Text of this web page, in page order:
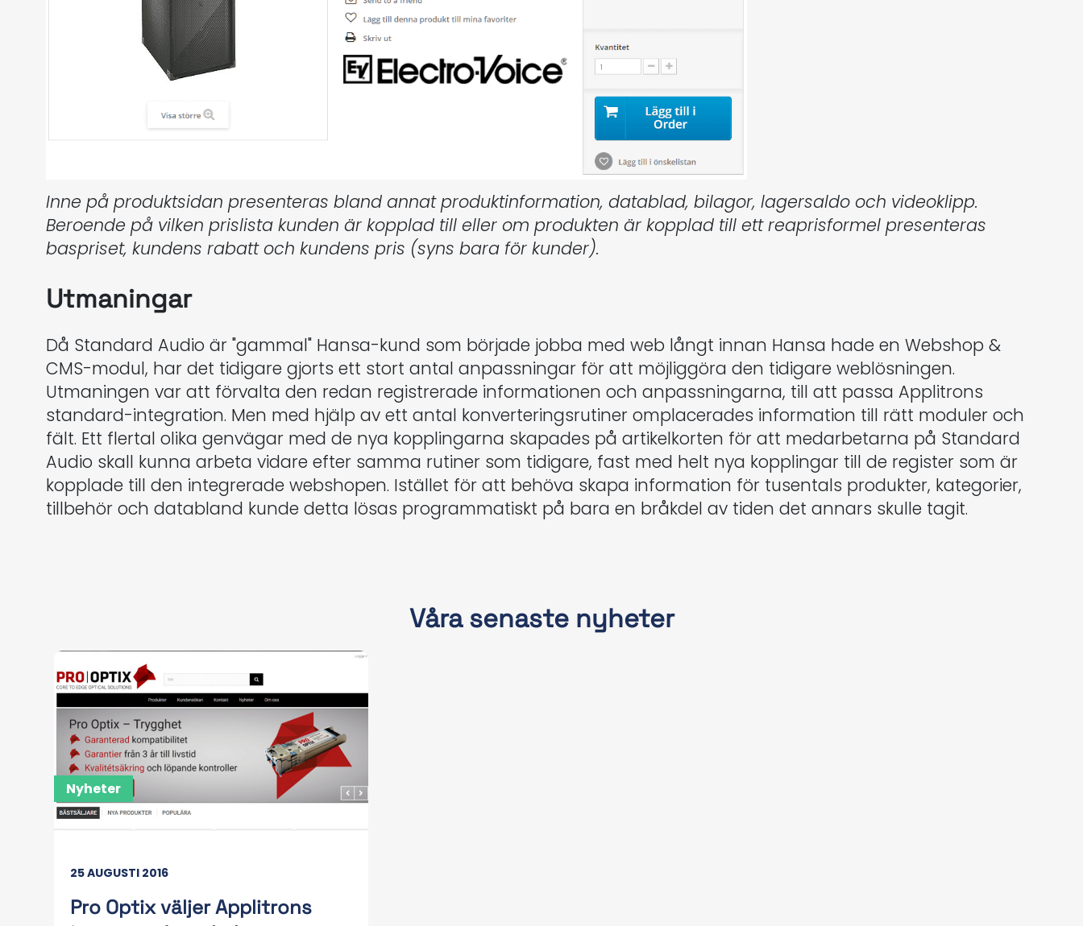
Inne på produktsidan presenteras bland annat produktinformation, datablad, bilagor, lagersaldo och videoklipp.
Beroende på vilken prislista kunden är kopplad till eller om produkten är kopplad till ett reaprisformel presenteras
baspriset, kundens rabatt och kundens pris (syns bara för kunder).
Utmaningar
Då Standard Audio är "gammal" Hansa-kund som började jobba med web långt innan Hansa hade en Webshop &
CMS-modul, har det tidigare gjorts ett stort antal anpassningar för att möjliggöra den tidigare weblösningen.
Utmaningen var att förvalta den redan registrerade informationen och anpassningarna, till att passa Applitrons
standard-integration. Men med hjälp av ett antal konverteringsrutiner omplacerades information till rätt moduler och
fält. Ett flertal olika genvägar med de nya kopplingarna skapades på artikelkorten för att medarbetarna på Standard
Audio skall kunna arbeta vidare efter samma rutiner som tidigare, fast med helt nya kopplingar till de register som är
kopplade till den integrerade webshopen. Istället för att behöva skapa information för tusentals produkter, kategorier,
tillbehör och databland kunde detta lösas programmatiskt på bara en bråkdel av tiden det annars skulle tagit.
Våra senaste nyheter
Nyheter
25 AUGUSTI 2016
Pro Optix väljer Applitrons